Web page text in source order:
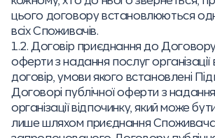
цього договору встановлюються
всіх Споживачів.
1.2. Договір приєднання до Договору
оферти з надання послуг організації
договір, умови якого встановлені
Договорі публічної оферти з
організації відпочинку, який може
лише шляхом приєднання